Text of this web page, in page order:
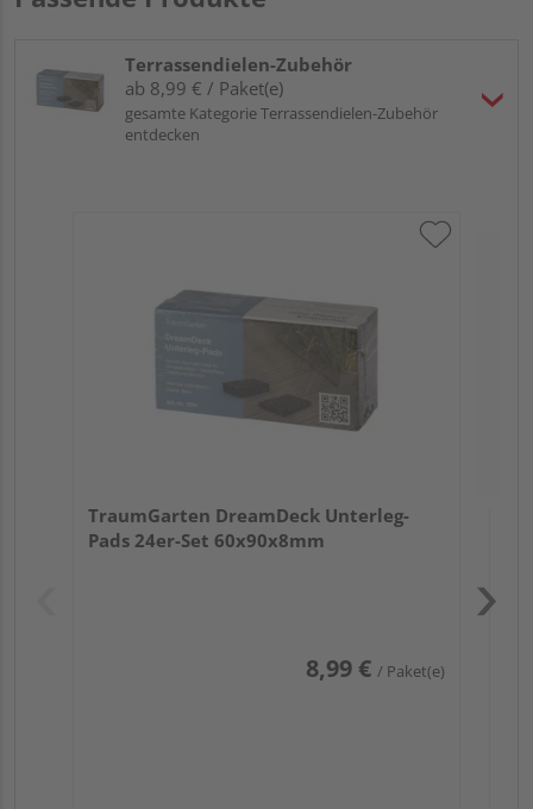
Terrassendielen-Zubehör
ab 8,99 € / Paket(e)
gesamte Kategorie Terrassendielen-Zubehör
entdecken
TraumGarten DreamDeck Unterleg-
Pads 24er-Set 60x90x8mm
8,99 € / Paket(e)